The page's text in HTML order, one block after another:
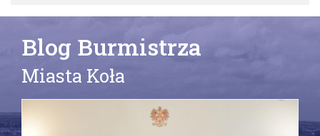
Blog Burmistrza
Miasta Koła